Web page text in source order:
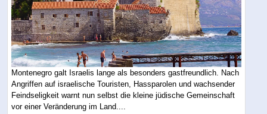
Montenegro galt Israelis lange als besonders gastfreundlich. Nach
Angriffen auf israelische Touristen, Hassparolen und wachsender
Feindseligkeit warnt nun selbst die kleine jüdische Gemeinschaft
vor einer Veränderung im Land....